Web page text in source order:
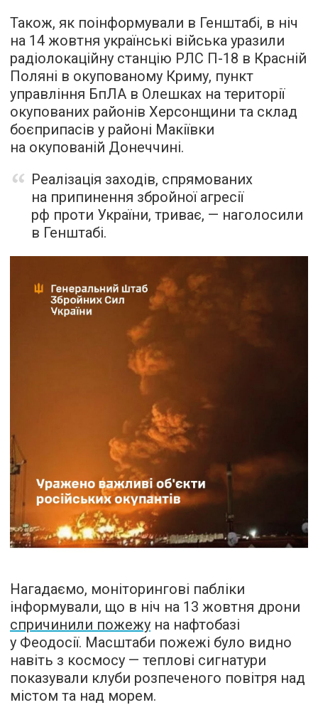
Також, як поінформували в Генштабі, в ніч
на 14 жовтня українські війська уразили
радіолокаційну станцію РЛС П-18 в Красній
Поляні в окупованому Криму, пункт
управління БпЛА в Олешках на території
окупованих районів Херсонщини та склад
боєприпасів у районі Макіївки
на окупованій Донеччині.
Реалізація заходів, спрямованих
на припинення збройної агресії
рф проти України, триває, — наголосили
в Генштабі.
Нагадаємо, моніторингові пабліки
інформували, що в ніч на 13 жовтня дрони
спричинили пожежу на нафтобазі
у Феодосії. Масштаби пожежі було видно
навіть з космосу — теплові сигнатури
показували клуби розпеченого повітря над
містом та над морем.